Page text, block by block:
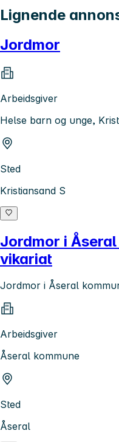
Lignende
Jordmor
Arbeidsgiver
Helse barn og unge,
Sted
Kristiansand S
Jordmor i
vikariat
Jordmor i Åseral
Arbeidsgiver
Åseral kommune
Sted
Åseral